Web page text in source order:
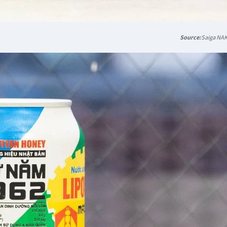
Saiga NAK